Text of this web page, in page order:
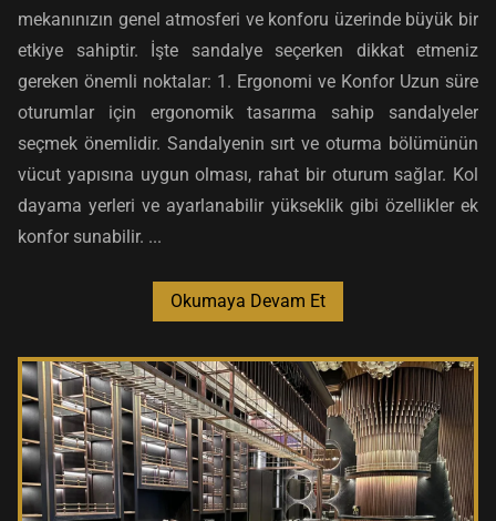
mekanınızın genel atmosferi ve konforu üzerinde büyük bir
etkiye sahiptir. İşte sandalye seçerken dikkat etmeniz
gereken önemli noktalar: 1. Ergonomi ve Konfor Uzun süre
oturumlar için ergonomik tasarıma sahip sandalyeler
seçmek önemlidir. Sandalyenin sırt ve oturma bölümünün
vücut yapısına uygun olması, rahat bir oturum sağlar. Kol
dayama yerleri ve ayarlanabilir yükseklik gibi özellikler ek
konfor sunabilir. ...
Okumaya Devam Et